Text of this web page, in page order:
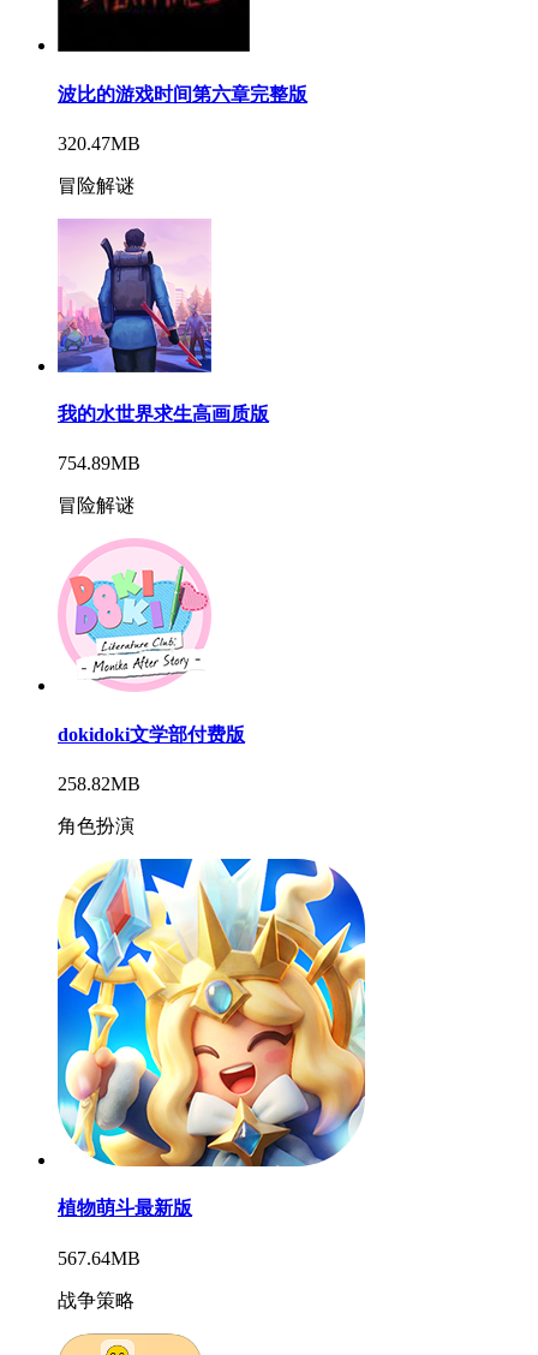
波比的游戏时间第六章完整版
320.47MB
冒险解谜
我的水世界求生高画质版
754.89MB
冒险解谜
dokidoki文学部付费版
258.82MB
角色扮演
植物萌斗最新版
567.64MB
战争策略